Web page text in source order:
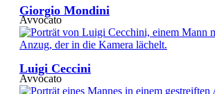
Giorgio Mondini
Avvocato
Luigi Ceccini
Avvocato